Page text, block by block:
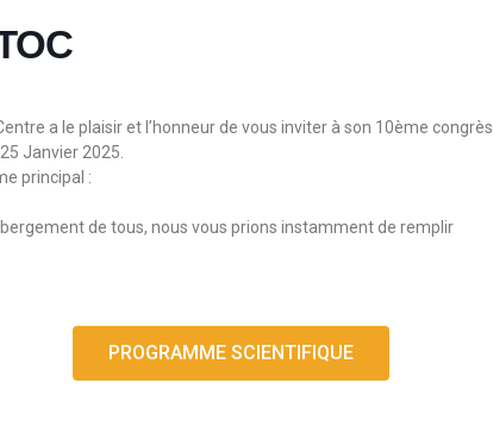
a le plaisir et l’honneur de vous inviter à son 10ème congrès
Janvier 2025.
principal :
de tous, nous vous prions instamment de remplir
PROGRAMME SCIENTIFIQUE